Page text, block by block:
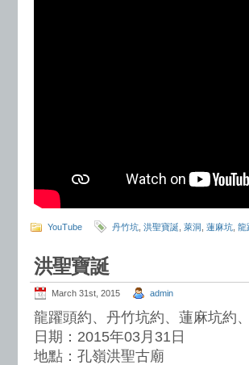
YouTube 丹竹坑 洪聖寶誕 萊洞 蓮麻坑 龍
洪聖寶誕
March 31st, 2015 admin
龍躍頭約、丹竹坑約、蓮麻坑約
日期：2015年03月31日
地點：孔嶺洪聖古廟